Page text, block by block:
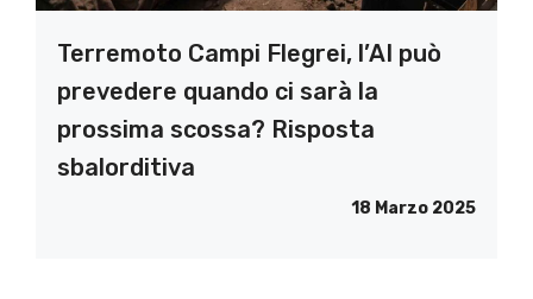
Terremoto Campi Flegrei, l’AI può
prevedere quando ci sarà la
prossima scossa? Risposta
sbalorditiva
18 Marzo 2025